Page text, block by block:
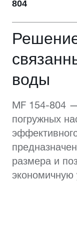
804
воды
MF 154-804
погружных
размера и
экономичную